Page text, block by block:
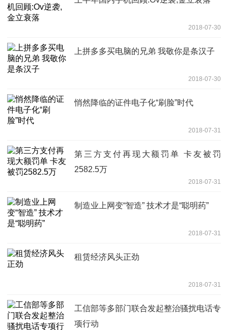
2018-07-30
上拼多多买电脑的兄弟 我敬你是条汉子
2018-07-30
悄然降临的证件电子化“刷脸”时代
2018-07-31
第三方支付再现大额罚单 卡友被罚
2582.5万
2018-07-31
制造业上网变“智造” 技术才是“聪明药”
2018-07-31
租赁经济风头正劲
2018-07-31
工信部等多部门联合发起整治骚扰电话专
项行动